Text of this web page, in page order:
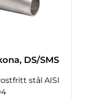
DS/SMS
stål AISI